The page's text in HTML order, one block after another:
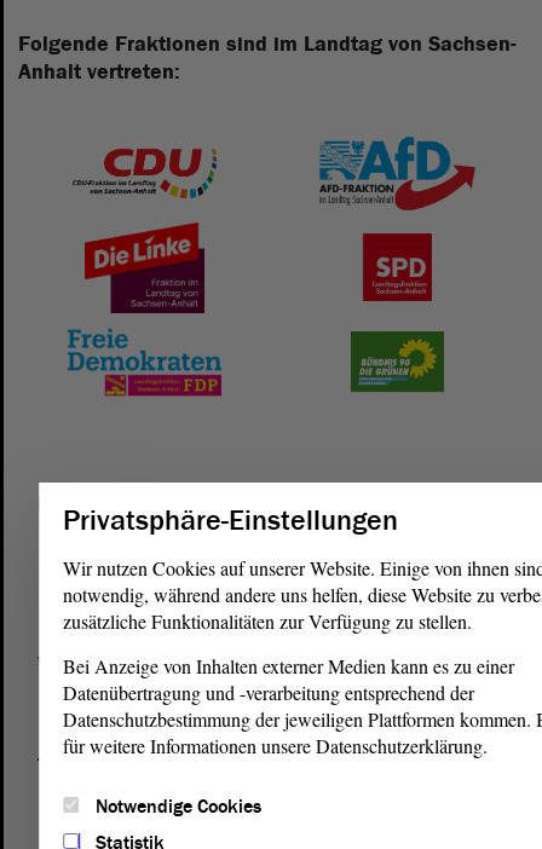
Folgende Fraktionen sind im Landtag von Sachsen-
Anhalt vertreten:
Postanschrift
von Sachsen-Anhalt
Domplatz 6–9
39104 Magdeburg
Wegbeschreibung
Auf Google Maps
Telefon und Fax
Zentrale:
0391 / 560 - 0
Fax:
0391 / 560 - 1123
Privatsphäre-Einstellungen
Wir nutzen Cookies auf unserer Website. Einige von ihnen
notwendig, während andere uns helfen, diese Website zu
zusätzliche Funktionalitäten zur Verfügung zu stellen.
Bei Anzeige von Inhalten externer Medien kann es zu einer
Datenübertragung und -verarbeitung entsprechend der
Datenschutzbestimmung der jeweiligen Plattformen kommen.
für weitere Informationen unsere Datenschutzerklärung.
Notwendige Cookies
Statistik